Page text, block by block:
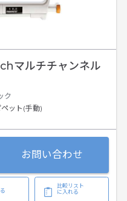
マルチチャンネル
ク
ット(手動)
お問い合わせ
比較リスト
に入れる